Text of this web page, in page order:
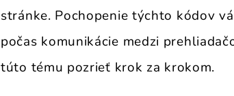
stránke. Pochopenie týchto kódov
počas komunikácie medzi
túto tému pozrieť krok za krokom.